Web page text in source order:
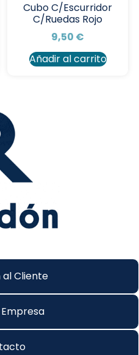
Cubo C/Escurridor
C/Ruedas Rojo
9,50 €
Añadir al carrito
Cliente